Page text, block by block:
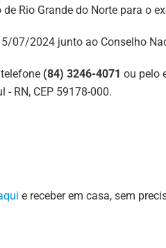
Rio Grande do Norte para o
07/2024 junto ao Conselho
(84) 3246-4071 ou pelo
- RN, CEP 59178-000.
e receber em casa, sem